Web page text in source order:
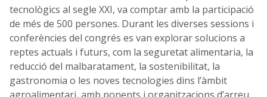
tecnològics al segle XXI, va comptar amb la participació
de més de 500 persones. Durant les diverses sessions i
conferències del congrés es van explorar solucions a
reptes actuals i futurs, com la seguretat alimentaria, la
reducció del malbaratament, la sostenibilitat, la
gastronomia o les noves tecnologies dins l’àmbit